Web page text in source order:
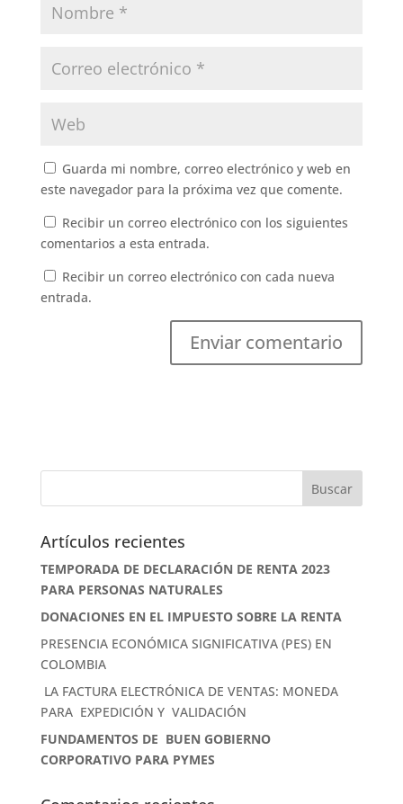
Guarda mi nombre, correo electrónico y web en
este navegador para la próxima vez que comente.
Recibir un correo electrónico con los siguientes
comentarios a esta entrada.
Recibir un correo electrónico con cada nueva
entrada.
Artículos recientes
TEMPORADA DE DECLARACIÓN DE RENTA 2023
PARA PERSONAS NATURALES
DONACIONES EN EL IMPUESTO SOBRE LA RENTA
PRESENCIA ECONÓMICA SIGNIFICATIVA (PES) EN
COLOMBIA
LA FACTURA ELECTRÓNICA DE VENTAS: MONEDA
PARA EXPEDICIÓN Y VALIDACIÓN
FUNDAMENTOS DE BUEN GOBIERNO
CORPORATIVO PARA PYMES